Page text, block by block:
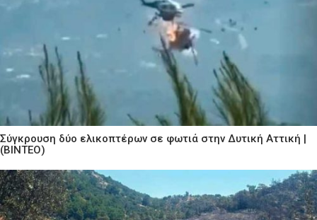
Σύγκρουση δύο ελικοπτέρων σε φωτιά στην Δυτική Αττική |
(ΒΙΝΤΕΟ)